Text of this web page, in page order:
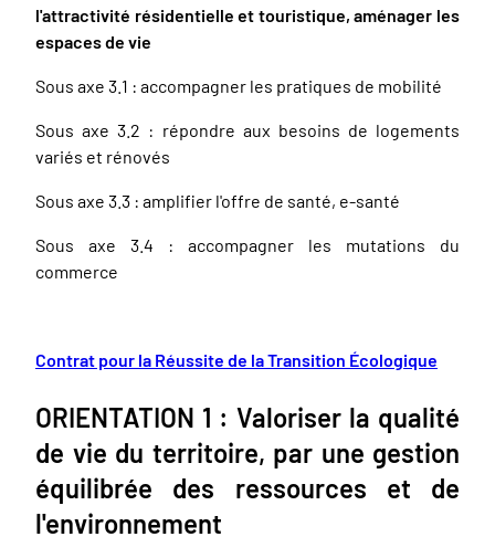
l'attractivité résidentielle et touristique, aménager les
espaces de vie
Sous axe 3.1 : accompagner les pratiques de mobilité
Sous axe 3.2 : répondre aux besoins de logements
variés et rénovés
Sous axe 3.3 : amplifier l'offre de santé, e-santé
Sous axe 3.4 : accompagner les mutations du
commerce
Contrat pour la Réussite de la Transition Écologique
ORIENTATION 1 : Valoriser la qualité
de vie du territoire, par une gestion
équilibrée des ressources et de
l'environnement